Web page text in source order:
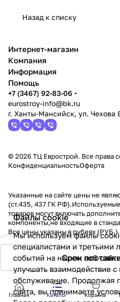
Назад к списку
Срок
Главная Каталог Корзина
Файлы cookie
Мы используем файлы
специалистами и третьими
событий на нашем веб-
улучшать взаимодействие
обслуживание. Продолжая
сайта, вы принимаете
Интернет-магазин
Компания
Информация
Помощь
+7 (3467) 92-83-06
eurostroy-info@bk.ru
г. Ханты-Мансийск, ул. Чехова
© 2026 ТЦ Еврострой. Все права
КонфиденциальностьОферта
Указанные на сайте цены не
(ст.435, 437 ГК
товаров могут включать
компоненты,не входящие в
Все цены указаны в рублях (PУБ.)